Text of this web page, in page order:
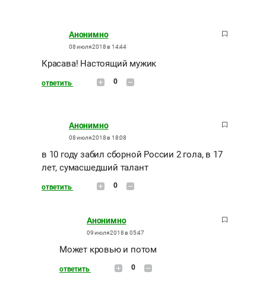
Анонимно
08 июля 2018 в 14:44
Красава! Настоящий мужик
ответить 0
Анонимно
08 июля 2018 в 18:08
в 10 году забил сборной России 2 гола, в 17
лет, сумасшедший талант
ответить 0
Анонимно
09 июля 2018 в 05:47
Может кровью и потом
ответить 0